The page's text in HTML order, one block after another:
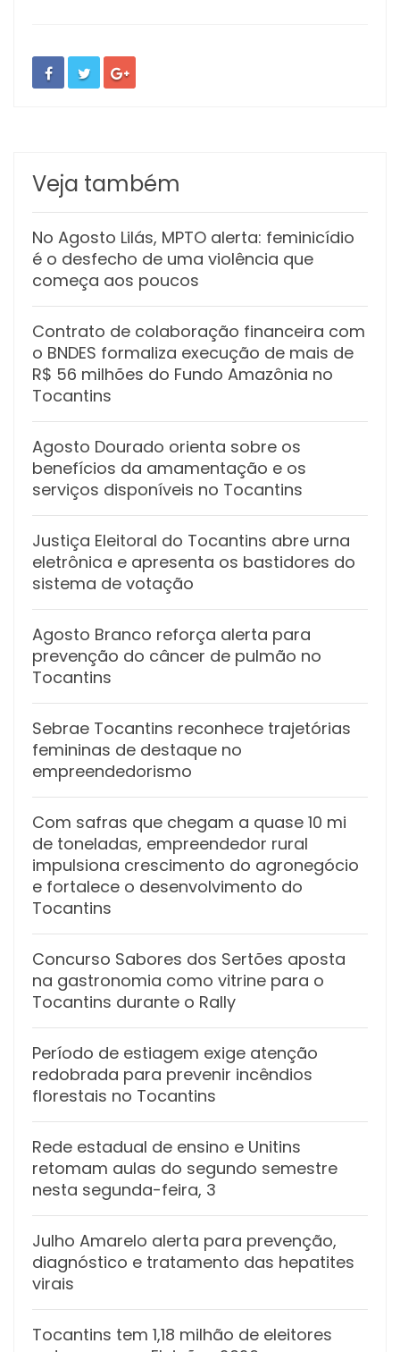
Veja também
No Agosto Lilás, MPTO alerta: feminicídio
é o desfecho de uma violência que
começa aos poucos
Contrato de colaboração financeira com
o BNDES formaliza execução de mais de
R$ 56 milhões do Fundo Amazônia no
Tocantins
Agosto Dourado orienta sobre os
benefícios da amamentação e os
serviços disponíveis no Tocantins
Justiça Eleitoral do Tocantins abre urna
eletrônica e apresenta os bastidores do
sistema de votação
Agosto Branco reforça alerta para
prevenção do câncer de pulmão no
Tocantins
Sebrae Tocantins reconhece trajetórias
femininas de destaque no
empreendedorismo
Com safras que chegam a quase 10 mi
de toneladas, empreendedor rural
impulsiona crescimento do agronegócio
e fortalece o desenvolvimento do
Tocantins
Concurso Sabores dos Sertões aposta
na gastronomia como vitrine para o
Tocantins durante o Rally
Período de estiagem exige atenção
redobrada para prevenir incêndios
florestais no Tocantins
Rede estadual de ensino e Unitins
retomam aulas do segundo semestre
nesta segunda-feira, 3
Julho Amarelo alerta para prevenção,
diagnóstico e tratamento das hepatites
virais
Tocantins tem 1,18 milhão de eleitores